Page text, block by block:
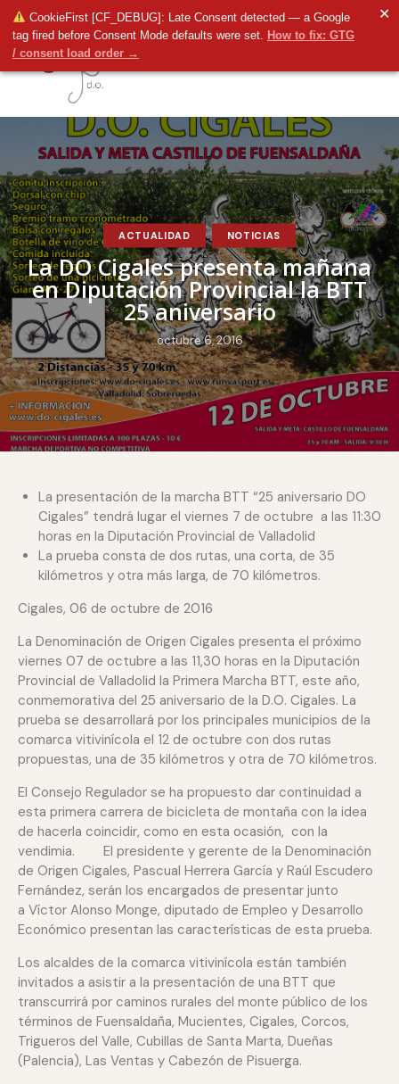
CookieFirst [CF_DEBUG]: Late Consent detected — a Google
tag fired before Consent Mode defaults were set. How to fix: GTG
/ consent load order →
✕
ACTUALIDAD NOTICIAS
La DO Cigales presenta mañana
en Diputación Provincial la BTT
25 aniversario
octubre 6, 2016
La presentación de la marcha BTT “25 aniversario DO
Cigales” tendrá lugar el viernes 7 de octubre a las 11:30
horas en la Diputación Provincial de Valladolid
La prueba consta de dos rutas, una corta, de 35
kilómetros y otra más larga, de 70 kilómetros.
Cigales, 06 de octubre de 2016
La Denominación de Origen Cigales presenta el próximo
viernes 07 de octubre a las 11,30 horas en la Diputación
Provincial de Valladolid la Primera Marcha BTT, este año,
conmemorativa del 25 aniversario de la D.O. Cigales. La
prueba se desarrollará por los principales municipios de la
comarca vitivinícola el 12 de octubre con dos rutas
propuestas, una de 35 kilómetros y otra de 70 kilómetros.
El Consejo Regulador se ha propuesto dar continuidad a
esta primera carrera de bicicleta de montaña con la idea
de hacerla coincidir, como en esta ocasión, con la
vendimia. El presidente y gerente de la Denominación
de Origen Cigales, Pascual Herrera García y Raúl Escudero
Fernández, serán los encargados de presentar junto
a Víctor Alonso Monge, diputado de Empleo y Desarrollo
Económico presentan las características de esta prueba.
Los alcaldes de la comarca vitivinícola están también
invitados a asistir a la presentación de una BTT que
transcurrirá por caminos rurales del monte público de los
términos de Fuensaldaña, Mucientes, Cigales, Corcos,
Trigueros del Valle, Cubillas de Santa Marta, Dueñas
(Palencia), Las Ventas y Cabezón de Pisuerga.